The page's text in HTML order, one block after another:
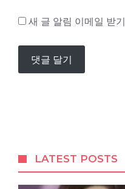
새 글 알림 이메일 받기
LATEST POSTS